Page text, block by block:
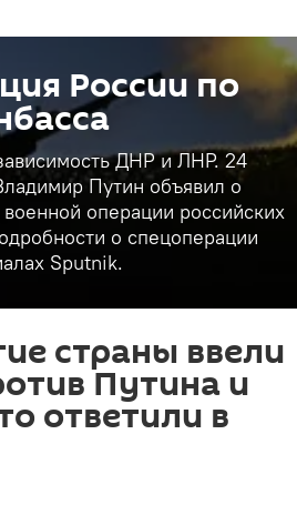
России по
ДНР и ЛНР. 24
Путин объявил о
операции российских
о спецоперации
Sputnik.
страны ввели
Путина и
ответили в